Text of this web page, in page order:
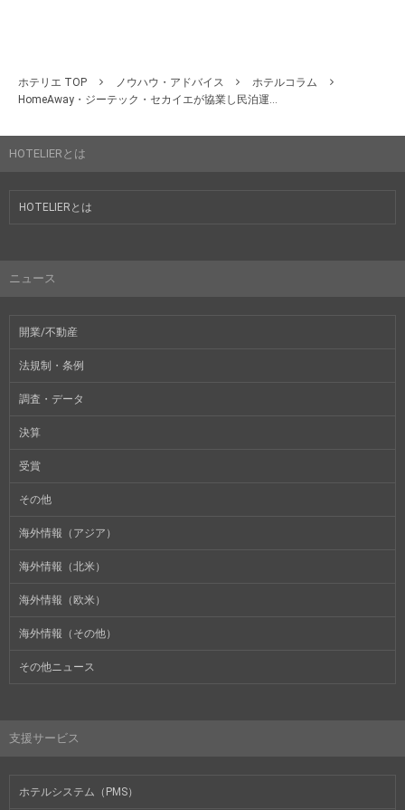
ホテリエ TOP ノウハウ・アドバイス
ホテルコラム
HomeAway・ジーテック・セカイエが協業し民泊運...
HOTELIERとは
HOTELIERとは
ニュース
開業/不動産
法規制・条例
調査・データ
決算
受賞
その他
海外情報（アジア）
海外情報（北米）
海外情報（欧米）
海外情報（その他）
その他ニュース
支援サービス
ホテルシステム（PMS）